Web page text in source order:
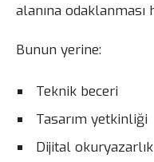
alanına
Bunun yerine:
Teknik beceri
Tasarım yetkinliği
Dijital okuryazarlık